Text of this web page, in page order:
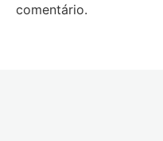
comentário.